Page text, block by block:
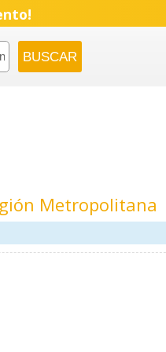
Metropolitana